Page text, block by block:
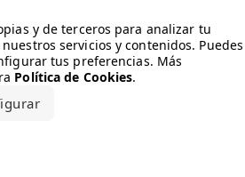
y de terceros para analizar tu
servicios y contenidos. Puedes
tus preferencias. Más
Política de Cookies.
the brand